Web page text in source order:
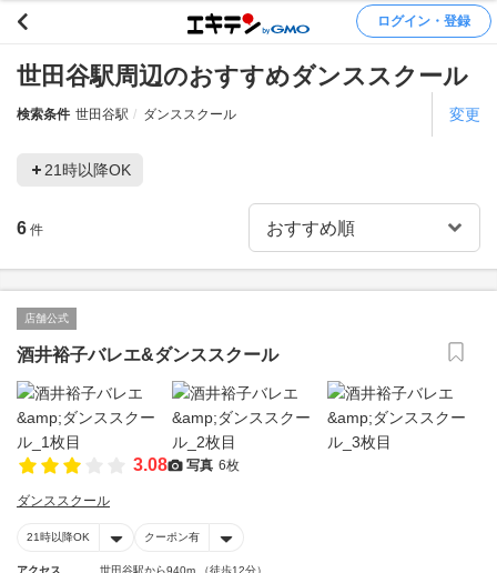
ログイン・登録
世田谷駅周辺のおすすめダンススクール
検索条件 世田谷駅 ダンススクール 変更
21時以降OK
6 件
店舗公式
酒井裕子バレエ&ダンススクール
3.08 写真 6枚
ダンススクール
21時以降OK クーポン有
アクセス
世田谷駅から940m （徒歩12分）